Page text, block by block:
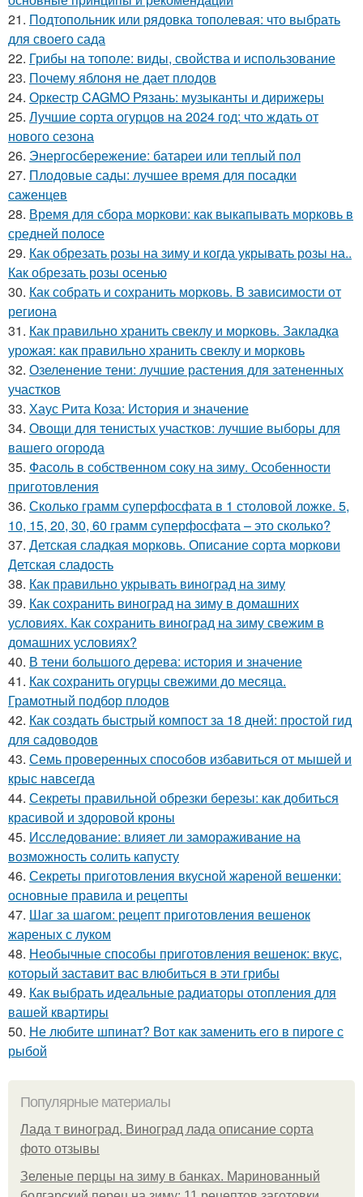
21. Подтопольник или рядовка тополевая: что выбрать
для своего сада
22. Грибы на тополе: виды, свойства и использование
23. Почему яблоня не дает плодов
24. Оркестр CAGMO Рязань: музыканты и дирижеры
25. Лучшие сорта огурцов на 2024 год: что ждать от
нового сезона
26. Энергосбережение: батареи или теплый пол
27. Плодовые сады: лучшее время для посадки
саженцев
28. Время для сбора моркови: как выкапывать морковь в
средней полосе
29. Как обрезать розы на зиму и когда укрывать розы на..
Как обрезать розы осенью
30. Как собрать и сохранить морковь. В зависимости от
региона
31. Как правильно хранить свеклу и морковь. Закладка
урожая: как правильно хранить свеклу и морковь
32. Озеленение тени: лучшие растения для затененных
участков
33. Хаус Рита Коза: История и значение
34. Овощи для тенистых участков: лучшие выборы для
вашего огорода
35. Фасоль в собственном соку на зиму. Особенности
приготовления
36. Сколько грамм суперфосфата в 1 столовой ложке. 5,
10, 15, 20, 30, 60 грамм суперфосфата – это сколько?
37. Детская сладкая морковь. Описание сорта моркови
Детская сладость
38. Как правильно укрывать виноград на зиму
39. Как сохранить виноград на зиму в домашних
условиях. Как сохранить виноград на зиму свежим в
домашних условиях?
40. В тени большого дерева: история и значение
41. Как сохранить огурцы свежими до месяца.
Грамотный подбор плодов
42. Как создать быстрый компост за 18 дней: простой гид
для садоводов
43. Семь проверенных способов избавиться от мышей и
крыс навсегда
44. Секреты правильной обрезки березы: как добиться
красивой и здоровой кроны
45. Исследование: влияет ли замораживание на
возможность солить капусту
46. Секреты приготовления вкусной жареной вешенки:
основные правила и рецепты
47. Шаг за шагом: рецепт приготовления вешенок
жареных с луком
48. Необычные способы приготовления вешенок: вкус,
который заставит вас влюбиться в эти грибы
49. Как выбрать идеальные радиаторы отопления для
вашей квартиры
50. Не любите шпинат? Вот как заменить его в пироге с
рыбой
Популярные материалы
Лада т виноград. Виноград лада описание сорта
фото отзывы
Зеленые перцы на зиму в банках. Маринованный